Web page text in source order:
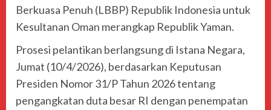
Berkuasa Penuh (LBBP) Republik Indonesia untuk
Kesultanan Oman merangkap Republik Yaman.
Prosesi pelantikan berlangsung di Istana Negara,
Jumat (10/4/2026), berdasarkan Keputusan
Presiden Nomor 31/P Tahun 2026 tentang
pengangkatan duta besar RI dengan penempatan